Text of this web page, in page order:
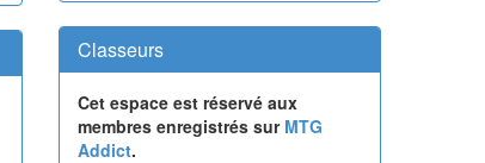
Classeurs
Cet espace est réservé aux
membres enregistrés sur MTG
Addict.